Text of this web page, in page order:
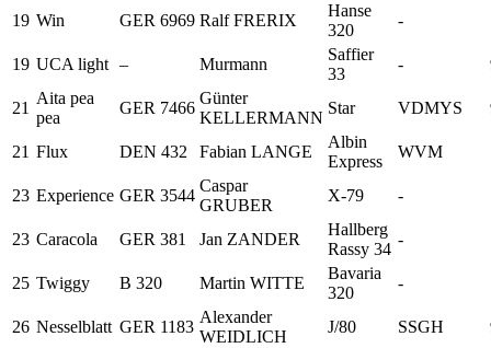
19 Win GER 6969 Ralf FRERIX
Hanse
320
-
19 UCA light – Murmann
Saffier
33
-
21
Aita pea
pea
GER 7466
Günter
KELLERMANN
Star VDMYS
21 Flux DEN 432 Fabian LANGE
Albin
Express
WVM
23 Experience GER 3544
Caspar
GRUBER
X-79 -
23 Caracola GER 381 Jan ZANDER
Hallberg
Rassy 34
-
25 Twiggy B 320 Martin WITTE
Bavaria
320
-
26 Nesselblatt GER 1183
Alexander
WEIDLICH
J/80 SSGH